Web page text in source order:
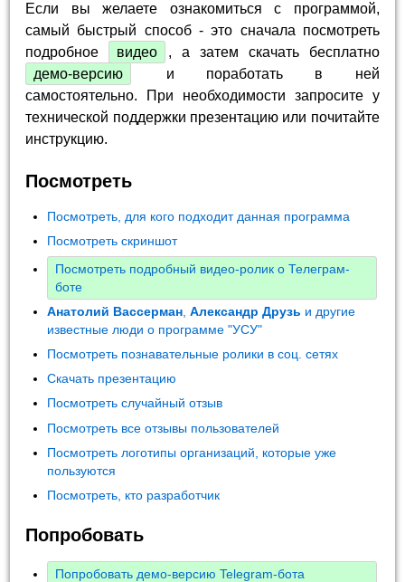
Если вы желаете ознакомиться с программой,
самый быстрый способ - это сначала посмотреть
подробное
видео
, а затем скачать бесплатно
демо-версию
и поработать в ней
самостоятельно. При необходимости запросите у
технической поддержки презентацию или почитайте
инструкцию.
Посмотреть
Посмотреть, для кого подходит данная программа
Посмотреть скриншот
Посмотреть подробный видео-ролик о Телеграм-
боте
Анатолий Вассерман ,Александр Друзь и другие
известные люди о программе "УСУ"
Посмотреть познавательные ролики в соц. сетях
Скачать презентацию
Посмотреть случайный отзыв
Посмотреть все отзывы пользователей
Посмотреть логотипы организаций, которые уже
пользуются
Посмотреть, кто разработчик
Попробовать
Попробовать демо-версию Telegram-бота